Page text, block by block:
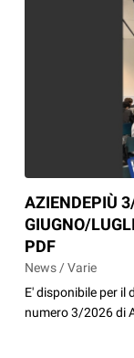
AZIENDEPIÙ
GIUGNO/
PDF
News / Varie
E' disponibile per
numero 3/2026 di